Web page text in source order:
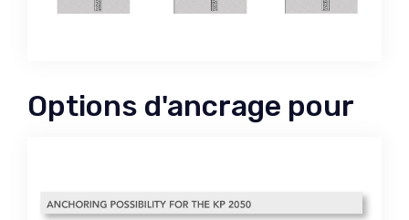
Options d'ancrage pour